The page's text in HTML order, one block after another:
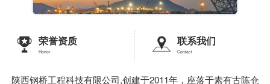
荣誉资质
Honor
联系我们
Contact
陕西钢桥工程科技有限公司,创建于2011年，座落于素有古陈仓